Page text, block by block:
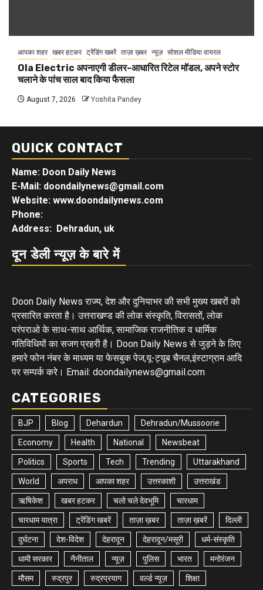
आपका शहर खबर हटकर ट्रेंडिंग खबरें ताज़ा ख़बर न्यूज़ सोशल मीडिया वायरल
Ola Electric अपनाएगी डीलर-आधारित रिटेल मॉडल, अपने स्टोर
चलाने के पांच साल बाद किया फैसला
August 7, 2026 Yoshita Pandey
QUICK CONTACT
Name: Doon Daily News
E-Mail: doondailynews@gmail.com
Website: www.doondailynews.com
Phone:
Address: Dehradun, uk
दून डेली न्यूज़ के बारे में
Doon Daily News राज्य, देश और दुनियाभर की सभी मुख्य खबरों को
प्रसारित करता है। उत्तराखण्ड की लोक संस्कृति, विरासतों, लोक
परंपराओ के साथ-साथ आर्थिक, सामाजिक राजनीतिक व धार्मिक
गतिविधियों का सजग प्रहरी है। Doon Daily News से जुड़ने के लिए
हमारे फोन नंबर के माध्यम या फेसबुक पेज,यू-ट्यूब चैनल,इंस्टाग्राम आदि
पर सम्पर्क करे। Email: doondailynews@gmail.com
CATEGORIES
BJP Blog Dehardun Dehradun/Mussoorie
Economy Health National Newsbeat
Politics Sports Tech Trending Uttarakhand
World अपराध आपका शहर उत्तरकाशी उत्तराखंड
ऋषिकेश खबर हटकर चलो चले देवभूमि चारधाम
चारधाम यात्रा ट्रेंडिंग खबरें ताज़ा ख़बर ताज़ा ख़बरें दिल्ली
दुर्घटना देश-विदेश देहरादून देहरादून/मसूरी धर्म-संस्कृति
धामी सरकार नैनीताल न्यूज़ पुलिस भारत मनोरंजन
मौसम रुद्रपुर रुद्रप्रयाग वर्ल्ड न्यूज़ शिक्षा